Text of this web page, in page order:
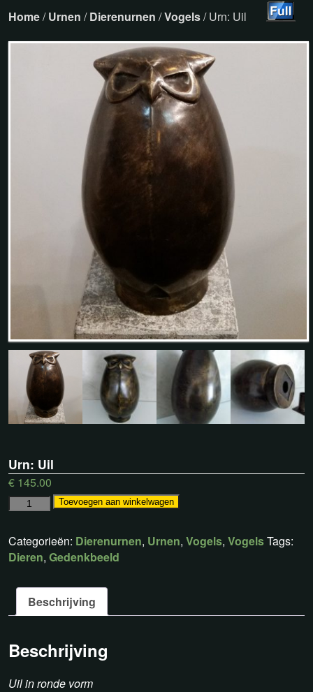
Home/Urnen /Dierenurnen /Vogels/ Urn: Uil
Urn: Uil
€ 145.00
Toevoegen aan winkelwagen
Categorieën: Dierenurnen, Urnen, Vogels, VogelsTags:
Dieren, Gedenkbeeld
Beschrijving
Beschrijving
Uil in ronde vorm